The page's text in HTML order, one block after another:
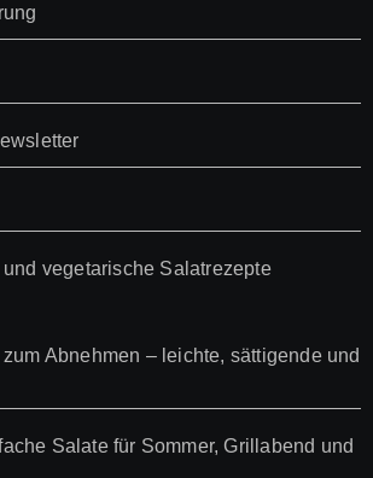
vegetarische Salatrezepte
Abnehmen – leichte, sättigende und
Salate für Sommer, Grillabend und